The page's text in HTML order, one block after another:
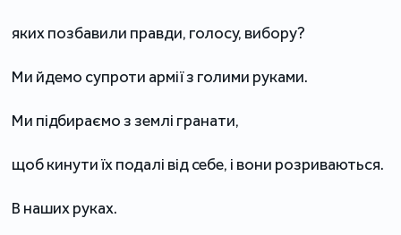
яких позбавили правди, голосу, вибору?
Ми йдемо супроти армії з голими руками.
Ми підбираємо з землі гранати,
щоб кинути їх подалі від себе, і вони розриваються.
В наших руках.